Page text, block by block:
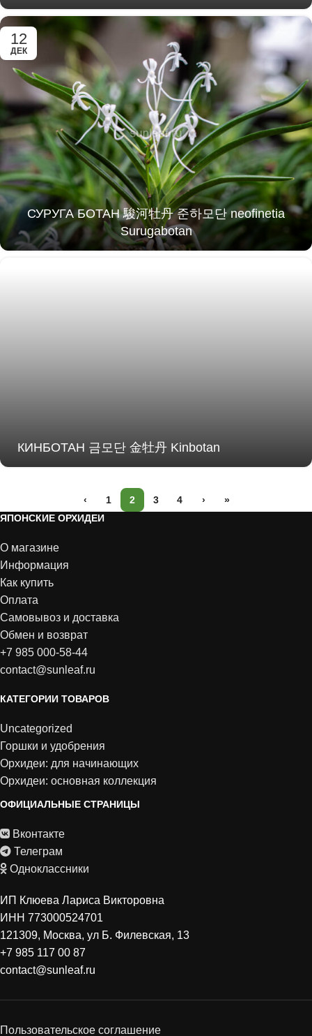
12
ДЕК
СУРУГА БОТАН 駿河牡丹 준하모단 neofinetia
Surugabotan
КИНБОТАН 금모단 金牡丹 Kinbotan
‹ 1 2 3 4 ›
»
ЯПОНСКИЕ ОРХИДЕИ
О магазине
Информация
Как купить
Оплата
Самовывоз и доставка
Обмен и возврат
+7 985 000-58-44
contact@sunleaf.ru
КАТЕГОРИИ ТОВАРОВ
Uncategorized
Горшки и удобрения
Орхидеи: для начинающих
Орхидеи: основная коллекция
ОФИЦИАЛЬНЫЕ СТРАНИЦЫ
Вконтакте
Телеграм
Одноклассники
ИП Клюева Лариса Викторовна
ИНН 773000524701
121309, Москва, ул Б. Филевская, 13
+7 985 117 00 87
contact@sunleaf.ru
Пользовательское соглашение